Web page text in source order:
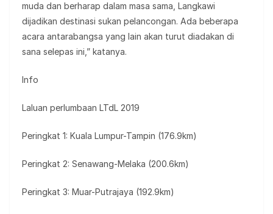
muda dan berharap dalam masa sama, Langkawi
dijadikan destinasi sukan pelancongan. Ada beberapa
acara antarabangsa yang lain akan turut diadakan di
sana selepas ini,” katanya.
Info
Laluan perlumbaan LTdL 2019
Peringkat 1: Kuala Lumpur-Tampin (176.9km)
Peringkat 2: Senawang-Melaka (200.6km)
Peringkat 3: Muar-Putrajaya (192.9km)